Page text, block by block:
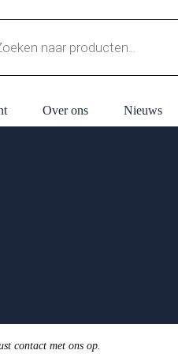
Over ons Nieuws
contact met ons op.